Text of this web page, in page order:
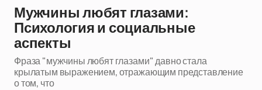
Мужчины любят глазами:
Психология и социальные
аспекты
Фраза "мужчины любят глазами" давно стала
крылатым выражением, отражающим представление
о том, что